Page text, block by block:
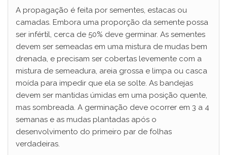
A propagação é feita por sementes, estacas ou
camadas. Embora uma proporção da semente possa
ser infértil, cerca de 50% deve germinar. As sementes
devem ser semeadas em uma mistura de mudas bem
drenada, e precisam ser cobertas levemente com a
mistura de semeadura, areia grossa e limpa ou casca
moída para impedir que ela se solte. As bandejas
devem ser mantidas úmidas em uma posição quente,
mas sombreada. A germinação deve ocorrer em 3 a 4
semanas e as mudas plantadas após o
desenvolvimento do primeiro par de folhas
verdadeiras.